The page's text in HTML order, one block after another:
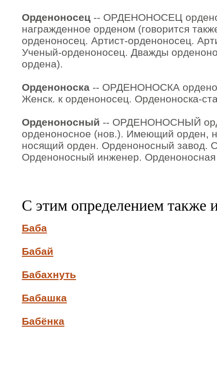
Орденоносец -- ОРДЕНОНОСЕЦ
награжденное орденом (говорится
орденоносец. Артист-орденоносец.
Ученый-орденоносец. Дважды
ордена).
Орденоноска -- ОРДЕНОНОСКА
Женск. к орденоносец. Орденоноска-
Орденоносный -- ОРДЕНОНОСНЫЙ
орденоносное (нов.). Имеющий орден,
носящий орден. Орденоносный завод.
Орденоносный инженер.
С этим определением также
Баба
Бабай
Бабахнуть
Бабашка
Бабёнка